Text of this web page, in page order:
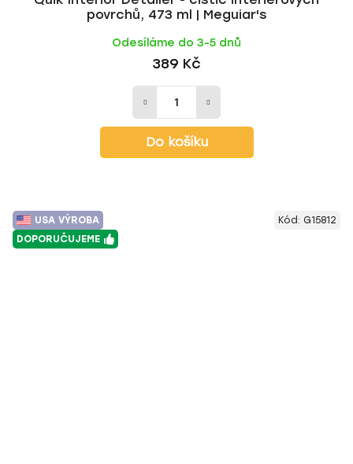
povrchů, 473 ml | Meguiar's
Odesíláme do 3-5 dnů
389 Kč
Do košíku
USA VÝROBA
DOPORUČUJEME
Kód: G15812